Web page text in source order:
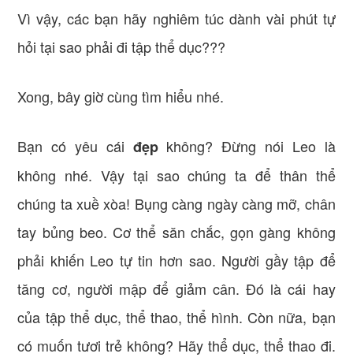
Vì vậy, các bạn hãy nghiêm túc dành vài phút tự
hỏi tại sao phải đi tập thể dục???
Xong, bây giờ cùng tìm hiểu nhé.
Bạn có yêu cái đẹpkhông? Đừng nói Leo là
không nhé. Vậy tại sao chúng ta để thân thể
chúng ta xuề xòa! Bụng càng ngày càng mỡ, chân
tay bủng beo. Cơ thể săn chắc, gọn gàng không
phải khiến Leo tự tin hơn sao. Người gầy tập để
tăng cơ, người mập để giảm cân. Đó là cái hay
của tập thể dục, thể thao, thể hình. Còn nữa, bạn
có muốn tươi trẻ không? Hãy thể dục, thể thao đi.